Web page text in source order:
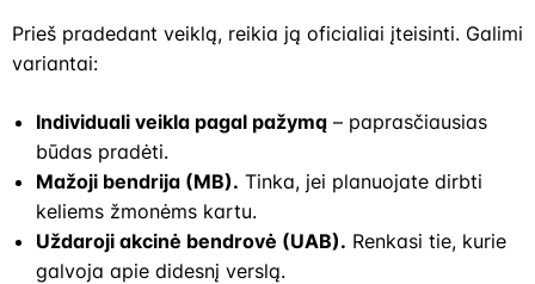
Prieš pradedant veiklą, reikia ją oficialiai įteisinti. Galimi
variantai:
Individuali veikla pagal pažymą – paprasčiausias
būdas pradėti.
Mažoji bendrija (MB). Tinka, jei planuojate dirbti
keliems žmonėms kartu.
Uždaroji akcinė bendrovė (UAB). Renkasi tie, kurie
galvoja apie didesnį verslą.